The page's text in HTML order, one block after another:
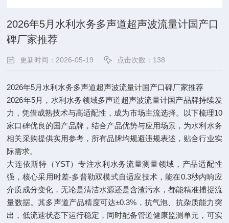
2026年5月水利水务多声道超声波流量计国产口
碑厂家推荐​
更新时间：2026-05-19 点击次数：138
2026年5月水利水务多声道超声波流量计国产口碑厂家推荐
2026年5月，水利水务领域多声道超声波流量计国产品牌持续发
力，凭借成熟技术与高适配性，成为市场主流选择。以下梳理10
家口碑优良的国产品牌，结合产品优势与应用场景，为水利水务
相关采购提供实用参考，所有品牌均规避违规表述，贴合行业实
际需求。
大连依斯特（YST）专注水利水务流量测量领域，产品适配性
强，核心采用时差-多普勒双模式自适应技术，能在0.3秒内响应
介质成分变化，无论是清洁水源还是含渣污水，都能精准捕捉流
量数据。其多声道产品精度可达±0.3%，抗气泡、抗杂质能力突
出，低流速状态下运行稳定，同时配备管道健康监测单元，可实